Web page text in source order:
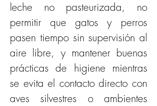
leche no pasteurizada, no
permitir que gatos y perros
pasen tiempo sin supervisión al
aire libre, y mantener buenas
prácticas de higiene mientras
se evita el contacto directo con
aves silvestres o ambientes